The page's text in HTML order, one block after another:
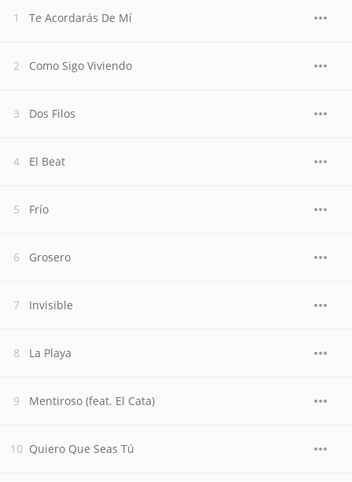
Te Acordarás De Mí
Como Sigo Viviendo
Dos Filos
El Beat
Frío
Grosero
Invisible
La Playa
Mentiroso (feat. El Cata)
Quiero Que Seas Tú